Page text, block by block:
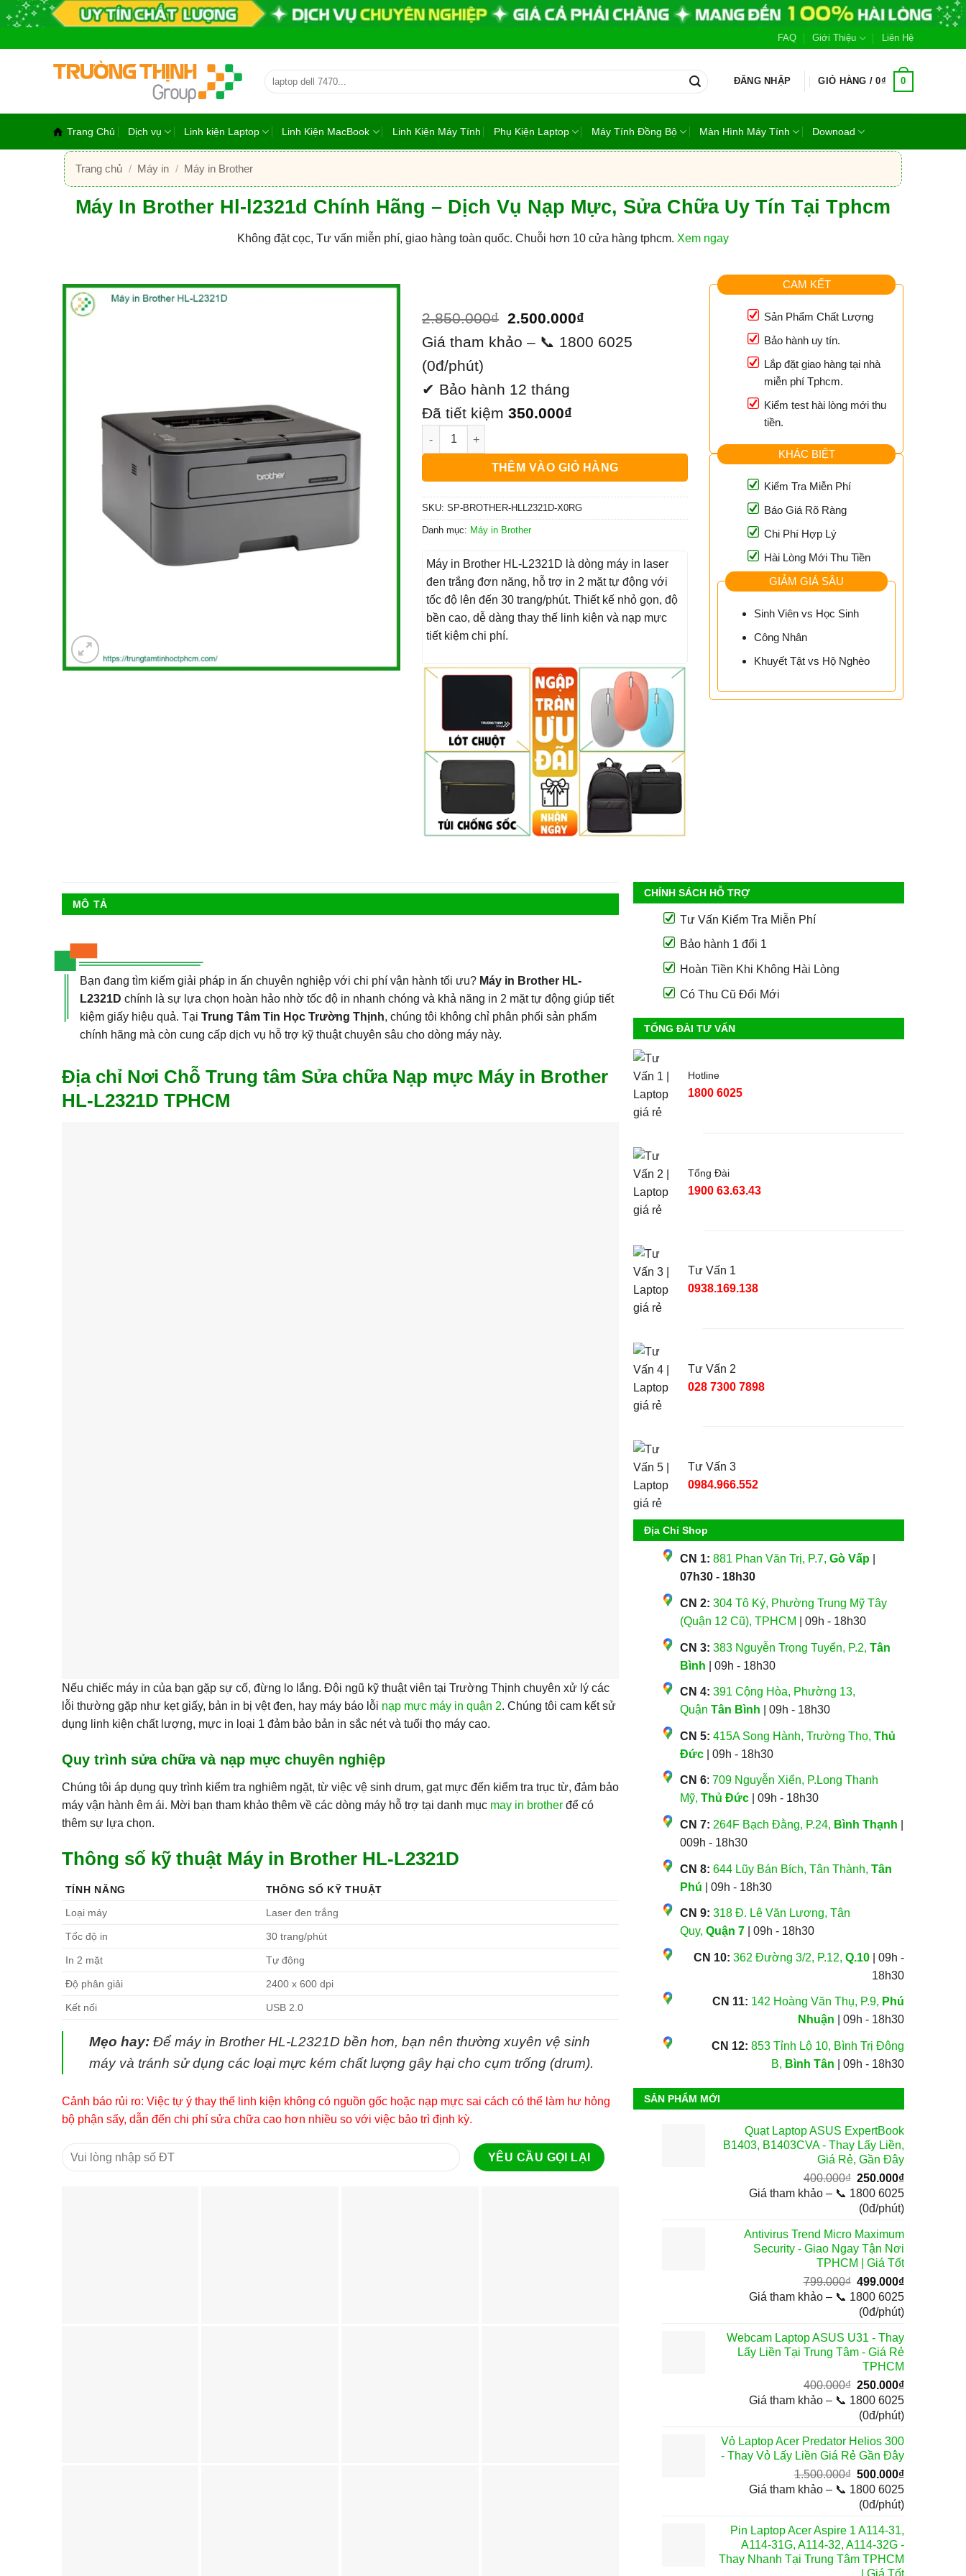
qua
FAQ Giới Thiệu Liên Hệ
Tìm
kiếm:
ĐĂNG NHẬP GIỎ HÀNG /0₫ 0
Trang Chủ Dịch vụ Linh kiện Laptop Linh Kiện MacBook Linh Kiện Máy Tính Phụ Kiện Laptop Máy Tính Đồng Bộ Màn Hình Máy Tính Downoad
Trang chủ / Máy in / Máy in Brother
Máy In Brother Hl-l2321d Chính Hãng – Dịch Vụ Nạp Mực, Sửa Chữa Uy Tín Tại Tphcm
Không đặt cọc, Tư vấn miễn phí, giao hàng toàn quốc. Chuỗi hơn 10 cửa hàng tphcm. Xem ngay
2.850.000₫ Giá
gốc
2.850.000₫.
2.500.000₫
hiện
Giá tham khảo – 📞 1800 6025
(0đ/phút)
✔ Bảo hành 12 tháng
Đã tiết kiệm 350.000₫
Máy In Brother Hl-l2321d Chính Hãng - Dịch Vụ Nạp Mực, Sửa Chữa Uy Tín Tại Tphcm số lượng
THÊM VÀO GIỎ HÀNG
SKU: SP-BROTHER-HLL2321D-X0RG
Danh mục: Máy in Brother
Máy in Brother HL-L2321D là dòng máy in laser
đen trắng đơn năng, hỗ trợ in 2 mặt tự động với
tốc độ lên đến 30 trang/phút. Thiết kế nhỏ gọn, độ
bền cao, dễ dàng thay thế linh kiện và nạp mực
tiết kiệm chi phí.
CAM KẾT
Sản Phẩm Chất Lượng
Bảo hành uy tín.
Lắp đặt giao hàng tại nhà
miễn phí Tphcm.
Kiểm test hài lòng mới thu
tiền.
KHÁC BIỆT
Kiểm Tra Miễn Phí
Báo Giá Rõ Ràng
Chi Phí Hợp Lý
Hài Lòng Mới Thu Tiền
GIẢM GIÁ SÂU
Sinh Viên vs Học Sinh
Công Nhân
Khuyết Tật vs Hộ Nghèo
MÔ TẢ
Bạn đang tìm kiếm giải pháp in ấn chuyên nghiệp với chi phí vận hành tối ưu? Máy in Brother HL-
L2321D chính là sự lựa chọn hoàn hảo nhờ tốc độ in nhanh chóng và khả năng in 2 mặt tự động giúp tiết
kiệm giấy hiệu quả. Tại Trung Tâm Tin Học Trường Thịnh, chúng tôi không chỉ phân phối sản phẩm
chính hãng mà còn cung cấp dịch vụ hỗ trợ kỹ thuật chuyên sâu cho dòng máy này.
Địa chỉ Nơi Chỗ Trung tâm Sửa chữa Nạp mực Máy in Brother
HL-L2321D TPHCM
Nếu chiếc máy in của bạn gặp sự cố, đừng lo lắng. Đội ngũ kỹ thuật viên tại Trường Thịnh chuyên xử lý các
lỗi thường gặp như kẹt giấy, bản in bị vệt đen, hay máy báo lỗi nạp mực máy in quận 2. Chúng tôi cam kết sử
dụng linh kiện chất lượng, mực in loại 1 đảm bảo bản in sắc nét và tuổi thọ máy cao.
Quy trình sửa chữa và nạp mực chuyên nghiệp
Chúng tôi áp dụng quy trình kiểm tra nghiêm ngặt, từ việc vệ sinh drum, gạt mực đến kiểm tra trục từ, đảm bảo
máy vận hành êm ái. Mời bạn tham khảo thêm về các dòng máy hỗ trợ tại danh mục may in brotherđể có
thêm sự lựa chọn.
Thông số kỹ thuật Máy in Brother HL-L2321D
TÍNH NĂNG
THÔNG SỐ KỸ THUẬT
Loại máy
Laser đen trắng
Tốc độ in 30 trang/phút
In 2 mặt Tự động
Độ phân giải 2400 x 600 dpi
Kết nối USB 2.0
Mẹo hay:Để máy in Brother HL-L2321D bền hơn, bạn nên thường xuyên vệ sinh
máy và tránh sử dụng các loại mực kém chất lượng gây hại cho cụm trống (drum).
Cảnh báo rủi ro: Việc tự ý thay thế linh kiện không có nguồn gốc hoặc nạp mực sai cách có thể làm hư hỏng
bộ phận sấy, dẫn đến chi phí sửa chữa cao hơn nhiều so với việc bảo trì định kỳ.
CHÍNH SÁCH HỖ TRỢ
Tư Vấn Kiểm Tra Miễn Phí
Bảo hành 1 đổi 1
Hoàn Tiền Khi Không Hài Lòng
Có Thu Cũ Đổi Mới
TỔNG ĐÀI TƯ VẤN
Hotline
1800 6025
Tổng Đài
1900 63.63.43
Tư Vấn 1
0938.169.138
Tư Vấn 2
028 7300 7898
Tư Vấn 3
0984.966.552
Địa Chỉ Shop
CN 1: 881 Phan Văn Trị, P.7, Gò Vấp|
07h30 - 18h30
CN 2: 304 Tô Ký, Phường Trung Mỹ Tây
(Quận 12 Cũ), TPHCM | 09h - 18h30
CN 3: 383 Nguyễn Trọng Tuyển, P.2, Tân
Bình | 09h - 18h30
CN 4: 391 Cộng Hòa, Phường 13,
Quận Tân Bình | 09h - 18h30
CN 5: 415A Song Hành, Trường Thọ, Thủ
Đức| 09h - 18h30
CN 6: 709 Nguyễn Xiển, P.Long Thạnh
Mỹ, Thủ Đức| 09h - 18h30
CN 7: 264F Bạch Đằng, P.24, Bình Thạnh
009h - 18h30
CN 8: 644 Lũy Bán Bích, Tân Thành, Tân
Phú | 09h - 18h30
CN 9: 318 Đ. Lê Văn Lương, Tân
Quy, Quận 7| 09h - 18h30
CN 10: 362 Đường 3/2, P.12,Q.10 | 09h -
18h30
CN 11: 142 Hoàng Văn Thụ, P.9, Phú
Nhuận | 09h - 18h30
CN 12: 853 Tỉnh Lộ 10, Bình Trị Đông
B, Bình Tân | 09h - 18h30
SẢN PHẨM MỚI
Quạt Laptop ASUS ExpertBook
B1403, B1403CVA - Thay Lấy Liền,
Giá Rẻ, Gần Đây
400.000₫ Giá
gốc
là:
250.000₫Giá
hiện
tại
250.000₫.
Giá tham khảo – 📞 1800 6025
(0đ/phút)
Antivirus Trend Micro Maximum
Security - Giao Ngay Tận Nơi
TPHCM | Giá Tốt
799.000₫ Giá
gốc
là:
499.000₫Giá
hiện
tại
Giá tham khảo – 📞 1800 6025
(0đ/phút)
Webcam Laptop ASUS U31 - Thay
Lấy Liền Tại Trung Tâm - Giá Rẻ
TPHCM
400.000₫ Giá
gốc
là:
250.000₫Giá
hiện
tại
250.000₫.
Giá tham khảo – 📞 1800 6025
(0đ/phút)
Vỏ Laptop Acer Predator Helios 300
- Thay Vỏ Lấy Liền Giá Rẻ Gần Đây
1.500.000₫ Giá
gốc
là:
500.000₫Giá
hiện
tại
Giá tham khảo – 📞 1800 6025
(0đ/phút)
Pin Laptop Acer Aspire 1 A114-31,
A114-31G, A114-32, A114-32G -
Thay Nhanh Tại Trung Tâm TPHCM
| Giá Tốt